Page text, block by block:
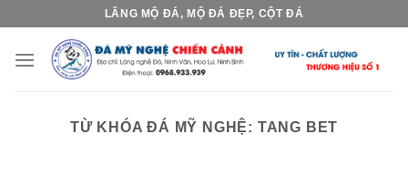
content
LĂNG MỘ ĐÁ, MỘ ĐÁ ĐẸP, CỘT ĐÁ
TỪ KHÓA ĐÁ MỸ NGHỆ: TANG BET